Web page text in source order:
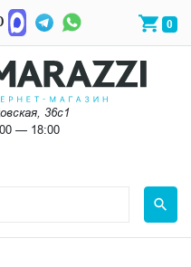
0
36с1
— 18:00